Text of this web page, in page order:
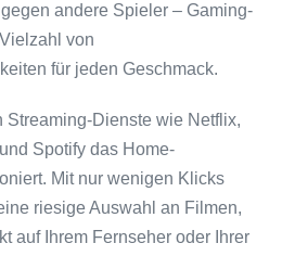
andere Spieler – Gaming-
von
für jeden Geschmack.
Streaming-Dienste wie Netflix,
Spotify das Home-
Mit nur wenigen Klicks
riesige Auswahl an Filmen,
auf Ihrem Fernseher oder Ihrer